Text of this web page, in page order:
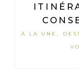
À LA UNE